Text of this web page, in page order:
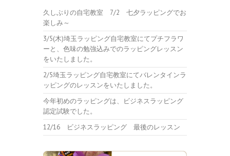
久しぶりの自宅教室 7/2 七夕ラッピングでお
楽しみ～
3/5(木)埼玉ラッピング自宅教室にてプチフラワ
ーと、色味の勉強込みでのラッピングレッスン
をいたしました。
2/5埼玉ラッピング自宅教室にてバレンタインラ
ッピングのレッスンをいたしました。
今年初めのラッピングは、ビジネスラッピング
認定試験でした。
12/16 ビジネスラッピング 最後のレッスン